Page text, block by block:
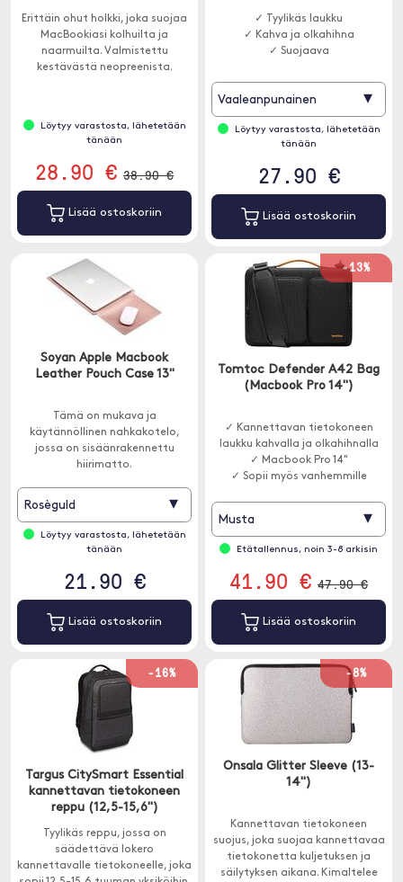
Erittäin ohut holkki, joka suojaa
MacBookiasi kolhuilta ja
naarmuilta. Valmistettu
kestävästä neopreenista.
Löytyy varastosta, lähetetään
tänään
28.90 € 38.90 €
Lisää ostoskoriin
✓ Tyylikäs laukku
✓ Kahva ja olkahihna
✓ Suojaava
Vaaleanpunainen ▾
Löytyy varastosta, lähetetään
tänään
27.90 €
Lisää ostoskoriin
Soyan Apple Macbook
Leather Pouch Case 13"
Tämä on mukava ja
käytännöllinen nahkakotelo,
jossa on sisäänrakennettu
hiirimatto.
Rosèguld ▾
Löytyy varastosta, lähetetään
tänään
21.90 €
Lisää ostoskoriin
-13%
Tomtoc Defender A42 Bag
(Macbook Pro 14")
✓ Kannettavan tietokoneen
laukku kahvalla ja olkahihnalla
✓ Macbook Pro 14"
✓ Sopii myös vanhemmille
Musta ▾
Etätallennus, noin 3-8 arkisin
41.90 € 47.90 €
Lisää ostoskoriin
-16%
Targus CitySmart Essential
kannettavan tietokoneen
reppu (12,5-15,6")
Tyylikäs reppu, jossa on
säädettävä lokero
kannettavalle tietokoneelle, joka
-8%
Onsala Glitter Sleeve (13-
14")
Kannettavan tietokoneen
suojus, joka suojaa kannettavaa
tietokonetta kuljetuksen ja
säilytyksen aikana. Kimaltelee